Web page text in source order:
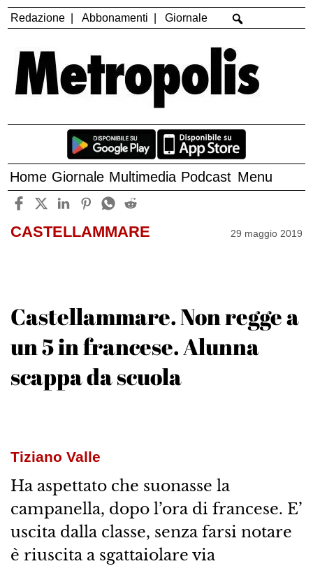
Redazione Abbonamenti Giornale
Home Giornale Multimedia Podcast Menu
CASTELLAMMARE 29 maggio 2019
Castellammare. Non regge a
un 5 in francese. Alunna
scappa da scuola
Tiziano Valle
Ha aspettato che suonasse la
campanella, dopo l’ora di francese. E’
uscita dalla classe, senza farsi notare
è riuscita a sgattaiolare via